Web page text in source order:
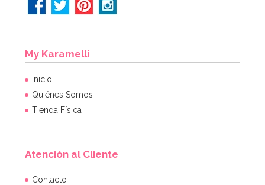
Líquido Float Plus para Globos 70 ml
My Karamelli
Inicio
Quiénes Somos
Tienda Física
Atención al Cliente
Contacto